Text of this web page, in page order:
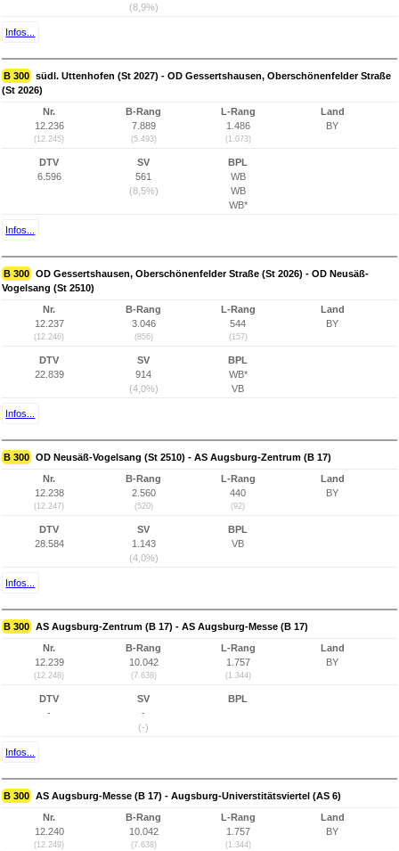
(8,9%)
Infos...
B 300 südl. Uttenhofen (St 2027) - OD Gessertshausen, Oberschönenfelder Straße
(St 2026)
Nr.
12.236
(12.245)
B-Rang
7.889
(5.493)
L-Rang
1.486
(1.073)
Land
BY
DTV
6.596
SV
561
(8,5%)
BPL
WB
WB
WB*
Infos...
B 300 OD Gessertshausen, Oberschönenfelder Straße (St 2026) - OD Neusäß-
Vogelsang (St 2510)
Nr.
12.237
(12.246)
B-Rang
3.046
(856)
L-Rang
544
(157)
Land
BY
DTV
22.839
SV
914
(4,0%)
BPL
WB*
VB
Infos...
B 300 OD Neusäß-Vogelsang (St 2510) - AS Augsburg-Zentrum (B 17)
Nr.
12.238
(12.247)
B-Rang
2.560
(520)
L-Rang
440
(92)
Land
BY
DTV
28.584
SV
1.143
(4,0%)
BPL
VB
Infos...
B 300 AS Augsburg-Zentrum (B 17) - AS Augsburg-Messe (B 17)
Nr.
12.239
(12.248)
B-Rang
10.042
(7.638)
L-Rang
1.757
(1.344)
Land
BY
DTV
-
SV
-
(-)
BPL
Infos...
B 300 AS Augsburg-Messe (B 17) - Augsburg-Universtitätsviertel (AS 6)
Nr.
12.240
(12.249)
B-Rang
10.042
(7.638)
L-Rang
1.757
(1.344)
Land
BY